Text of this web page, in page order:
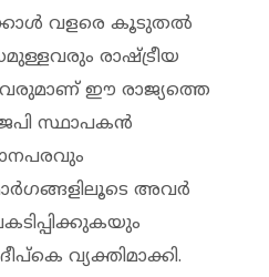
വളരെ കൂടുതൽ
രാഷ്ട്രീയ
ഈ രാജ്യത്തെ
സ്ഥാപകൻ
അവർ
വ്യക്തിമാക്കി.